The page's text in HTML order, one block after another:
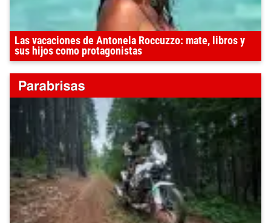
Las vacaciones de Antonela Roccuzzo: mate, libros y
sus hijos como protagonistas